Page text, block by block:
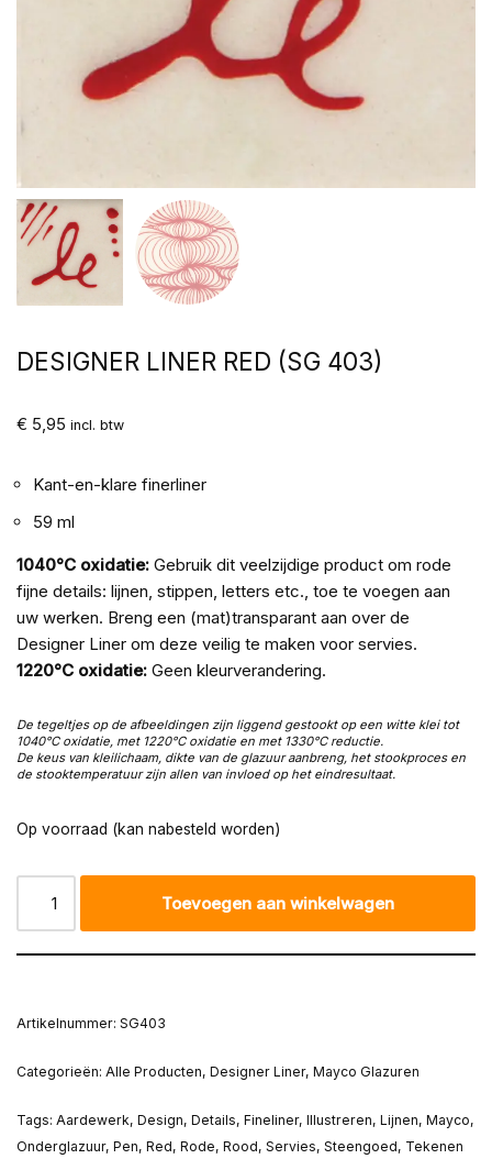
DESIGNER LINER RED (SG 403)
€ 5,95 incl. btw
Kant-en-klare finerliner
59 ml
1040°C oxidatie: Gebruik dit veelzijdige product om rode
fijne details: lijnen, stippen, letters etc., toe te voegen aan
uw werken. Breng een (mat)transparant aan over de
Designer Liner om deze veilig te maken voor servies.
1220°C oxidatie: Geen kleurverandering.
De tegeltjes op de afbeeldingen zijn liggend gestookt op een witte klei tot
1040°C oxidatie, met 1220°C oxidatie en met 1330°C reductie.
De keus van kleilichaam, dikte van de glazuur aanbreng, het stookproces en
de stooktemperatuur zijn allen van invloed op het eindresultaat.
Op voorraad (kan nabesteld worden)
Toevoegen aan winkelwagen
Artikelnummer: SG403
Categorieën: Alle Producten, Designer Liner, Mayco Glazuren
Tags: Aardewerk, Design, Details, Fineliner, Illustreren, Lijnen, Mayco,
Onderglazuur, Pen, Red, Rode, Rood, Servies, Steengoed, Tekenen